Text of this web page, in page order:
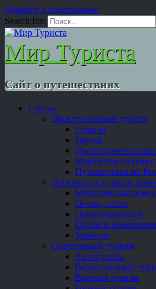
Перейти к содержанию
Search for:
Мир Туриста
Сайт о путешествиях
Статьи
Экскурсионный туризм
Страны
Города
Маршруты
Путешествия по
Выживание в дикой
Медицинская
Огонь, тепло
Ориентирование
Правила
Укрытие
Спортивный туризм
Автотуризм
Велосипедный
Водный туризм